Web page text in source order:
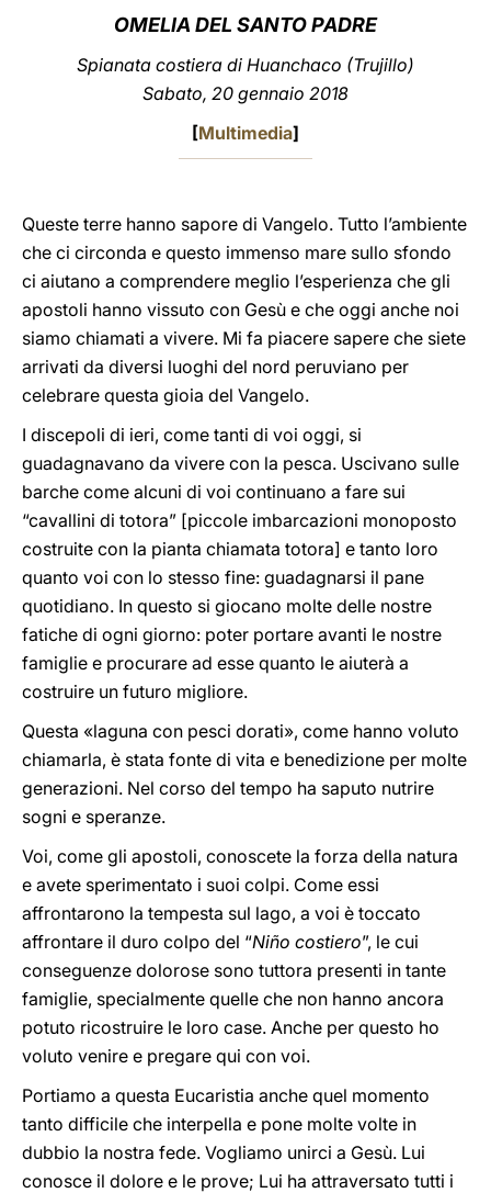
OMELIA DEL SANTO PADRE
Spianata costiera di Huanchaco (Trujillo)
Sabato, 20 gennaio 2018
[Multimedia]
Queste terre hanno sapore di Vangelo. Tutto l’ambiente
che ci circonda e questo immenso mare sullo sfondo
ci aiutano a comprendere meglio l’esperienza che gli
apostoli hanno vissuto con Gesù e che oggi anche noi
siamo chiamati a vivere. Mi fa piacere sapere che siete
arrivati da diversi luoghi del nord peruviano per
celebrare questa gioia del Vangelo.
I discepoli di ieri, come tanti di voi oggi, si
guadagnavano da vivere con la pesca. Uscivano sulle
barche come alcuni di voi continuano a fare sui
“cavallini di totora” [piccole imbarcazioni monoposto
costruite con la pianta chiamata totora] e tanto loro
quanto voi con lo stesso fine: guadagnarsi il pane
quotidiano. In questo si giocano molte delle nostre
fatiche di ogni giorno: poter portare avanti le nostre
famiglie e procurare ad esse quanto le aiuterà a
costruire un futuro migliore.
Questa «laguna con pesci dorati», come hanno voluto
chiamarla, è stata fonte di vita e benedizione per molte
generazioni. Nel corso del tempo ha saputo nutrire
sogni e speranze.
Voi, come gli apostoli, conoscete la forza della natura
e avete sperimentato i suoi colpi. Come essi
affrontarono la tempesta sul lago, a voi è toccato
affrontare il duro colpo del “Niño costiero”, le cui
conseguenze dolorose sono tuttora presenti in tante
famiglie, specialmente quelle che non hanno ancora
potuto ricostruire le loro case. Anche per questo ho
voluto venire e pregare qui con voi.
Portiamo a questa Eucaristia anche quel momento
tanto difficile che interpella e pone molte volte in
dubbio la nostra fede. Vogliamo unirci a Gesù. Lui
conosce il dolore e le prove; Lui ha attraversato tutti i